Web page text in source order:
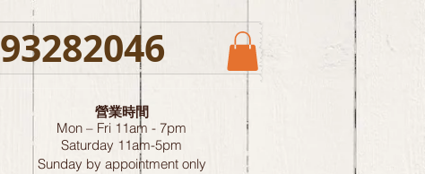
93282046
營業時間
Mon – Fri 11am - 7pm
Saturday 11am-5pm
Sunday by appointment only